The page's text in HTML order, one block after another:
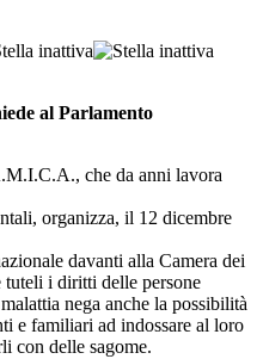
al Parlamento
che da anni lavora
organizza, il 12 dicembre
davanti alla Camera dei
tuteli i diritti delle persone
nega anche la possibilità
e familiari ad indossare al loro
con delle sagome.